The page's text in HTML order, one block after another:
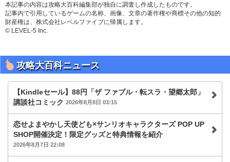
本記事の内容は攻略大百科編集部が独自に調査し作成したものです。
記事内で引用しているゲームの名称、画像、文章の著作権や商標その他の知的
財産権は、株式会社レベルファイブに帰属します。
© LEVEL-5 Inc.
攻略大百科ニュース
【Kindleセール】88円「ザ ファブル・転スラ・望郷太郎」
講談社コミック 2026年8月8日 03:15
恋せよまやかし天使ども×サンリオキャラクターズ POP UP
SHOP開催決定！限定グッズと特典情報を紹介
2026年8月7日 22:08